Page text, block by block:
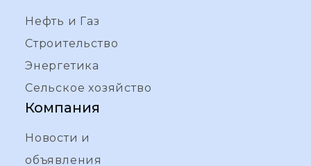
Нефть и Газ
Строительство
Энергетика
Сельское хозяйство
Компания
Новости и
объявления